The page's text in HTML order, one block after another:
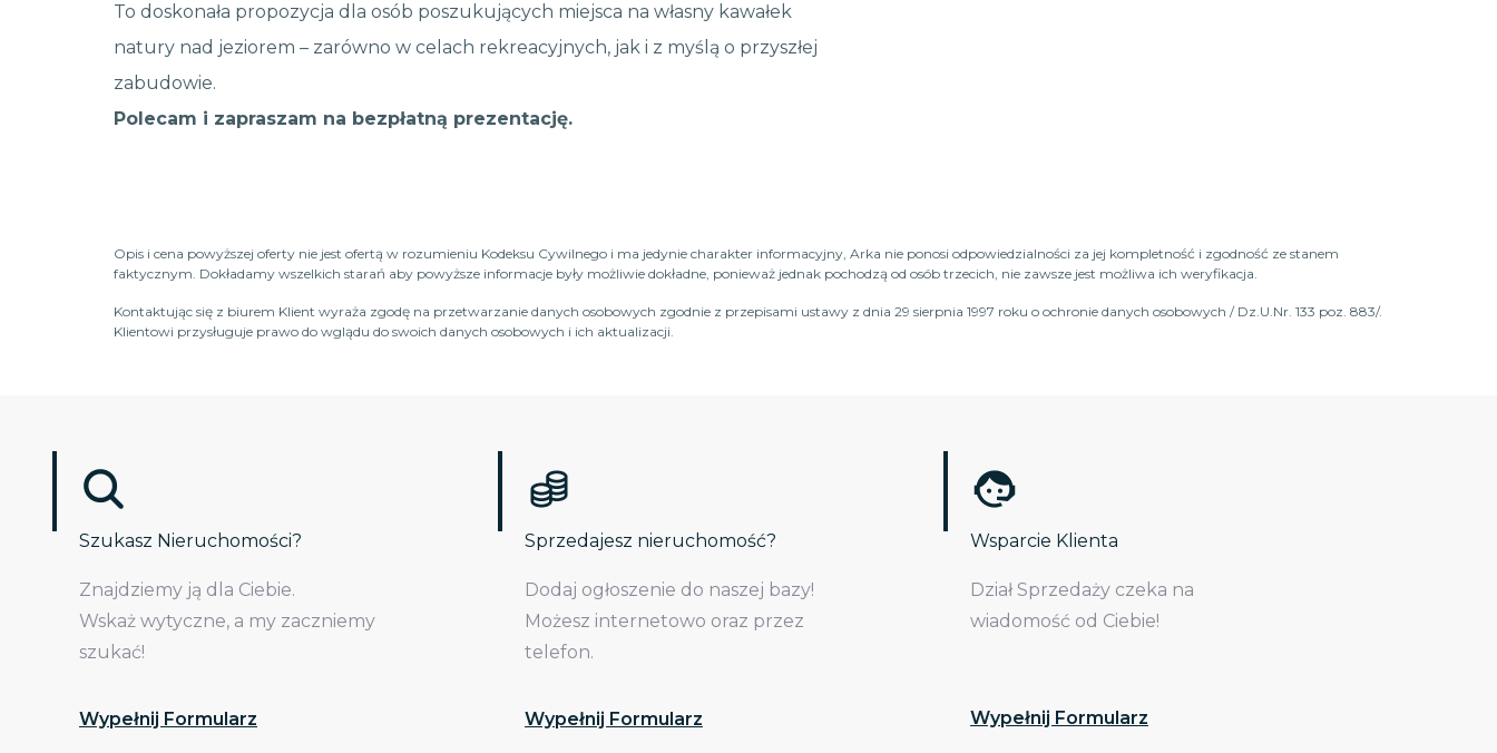
To doskonała propozycja dla osób poszukujących miejsca na własny kawałek
natury nad jeziorem – zarówno w celach rekreacyjnych, jak i z myślą o przyszłej
zabudowie.
Polecam i zapraszam na bezpłatną prezentację.
Opis i cena powyższej oferty nie jest ofertą w rozumieniu Kodeksu Cywilnego i ma jedynie charakter informacyjny, Arka nie ponosi odpowiedzialności za jej kompletność i zgodność ze stanem
faktycznym. Dokładamy wszelkich starań aby powyższe informacje były możliwie dokładne, ponieważ jednak pochodzą od osób trzecich, nie zawsze jest możliwa ich weryfikacja.
Kontaktując się z biurem Klient wyraża zgodę na przetwarzanie danych osobowych zgodnie z przepisami ustawy z dnia 29 sierpnia 1997 roku o ochronie danych osobowych / Dz.U.Nr. 133 poz. 883/.
Klientowi przysługuje prawo do wglądu do swoich danych osobowych i ich aktualizacji.
Szukasz Nieruchomości?
Znajdziemy ją dla Ciebie.
Wskaż wytyczne, a my zaczniemy
szukać!
Wypełnij Formularz
Sprzedajesz nieruchomość?
Dodaj ogłoszenie do naszej bazy!
Możesz internetowo oraz przez
telefon.
Wypełnij Formularz
Wsparcie Klienta
Dział Sprzedaży czeka na
wiadomość od Ciebie!
Wypełnij Formularz